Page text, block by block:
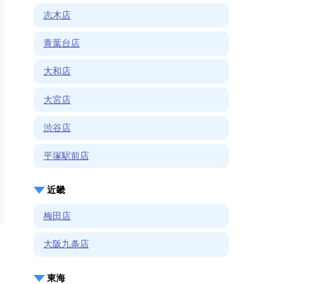
志木店
青葉台店
大和店
大宮店
渋谷店
平塚駅前店
近畿
梅田店
大阪九条店
東海